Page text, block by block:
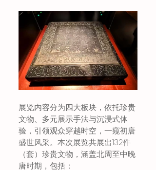
展览内容分为四大板块，依托珍贵
文物、多元展示手法与沉浸式体
验，引领观众穿越时空，一窥初唐
盛世风采。本次展览共展出132件
（套）珍贵文物，涵盖北周至中晚
唐时期，包括：